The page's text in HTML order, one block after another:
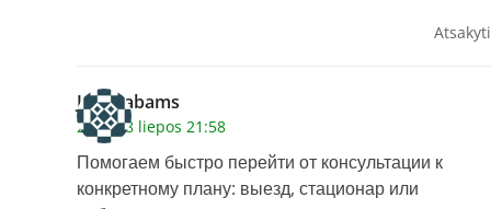
Atsakyti
Justinabams
2026 28 liepos 21:58
Помогаем быстро перейти от консультации к
конкретному плану: выезд, стационар или